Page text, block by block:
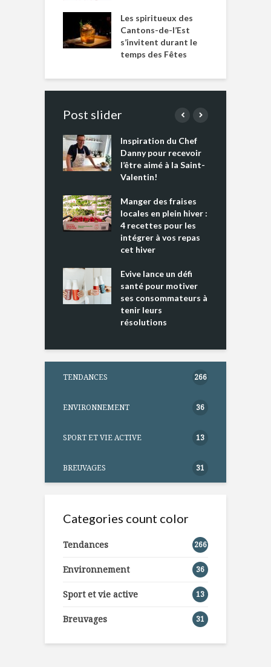
Les spiritueux des
Cantons-de-l’Est
s’invitent durant le
temps des Fêtes
Post slider
Inspiration du Chef
Danny pour recevoir
l’être aimé à la Saint-
Valentin!
Manger des fraises
locales en plein hiver :
4 recettes pour les
intégrer à vos repas
cet hiver
Evive lance un défi
santé pour motiver
ses consommateurs à
tenir leurs
résolutions
TENDANCES 266
ENVIRONNEMENT 36
SPORT ET VIE ACTIVE 13
BREUVAGES 31
Categories count color
Tendances 266
Environnement 36
Sport et vie active 13
Breuvages 31